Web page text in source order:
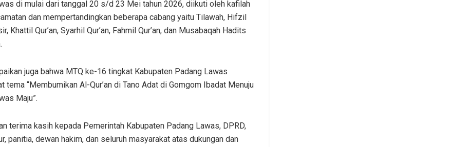
di mulai dari tanggal 20 s/d 23 Mei tahun 2026, diikuti oleh kafilah
dan mempertandingkan beberapa cabang yaitu Tilawah, Hifzil
Khattil Qur’an, Syarhil Qur’an, Fahmil Qur’an, dan Musabaqah Hadits
juga bahwa MTQ ke-16 tingkat Kabupaten Padang Lawas
tema “Membumikan Al-Qur’an di Tano Adat di Gomgom Ibadat Menuju
Maju”.
terima kasih kepada Pemerintah Kabupaten Padang Lawas, DPRD,
panitia, dewan hakim, dan seluruh masyarakat atas dukungan dan